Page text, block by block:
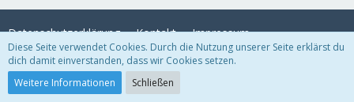
Datenschutzerklärung Kontakt Impressum
Community-Software:
Diese Seite verwendet Cookies. Durch die Nutzung unserer Seite erklärst du
dich damit einverstanden, dass wir Cookies setzen.
Weitere Informationen
Schließen